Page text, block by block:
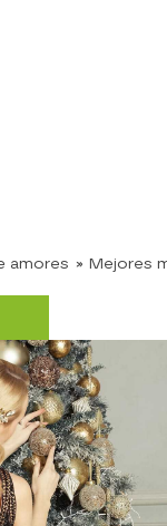
amores » Mejores